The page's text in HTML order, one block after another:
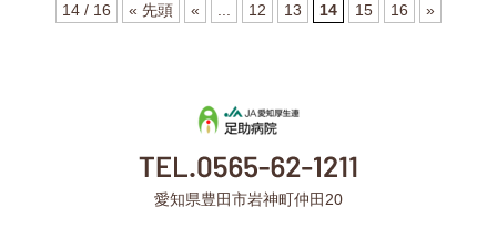
14 / 16 « 先頭 « ... 12 13 14 15 16 »
愛知県豊田市岩神町仲田20